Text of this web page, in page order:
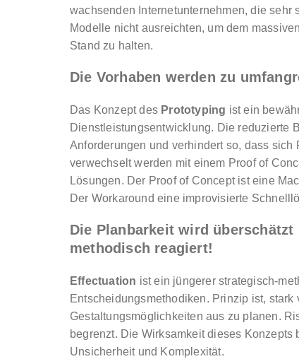
wachsenden Internetunternehmen, die
Modelle nicht ausreichten, um dem
Stand zu halten.
Die Vorhaben werden zu
Das Konzept des Prototyping ist ein
Dienstleistungsentwicklung. Die reduzierte
Anforderungen und verhindert so, dass
verwechselt werden mit einem Proof of
Lösungen. Der Proof of Concept ist eine
Der Workaround eine improvisierte
Die Planbarkeit wird
methodisch reagiert!
Effectuation ist ein jüngerer strategisch-
Entscheidungsmethodiken. Prinzip ist,
Gestaltungsmöglichkeiten aus zu planen.
begrenzt. Die Wirksamkeit dieses
Unsicherheit und Komplexität.